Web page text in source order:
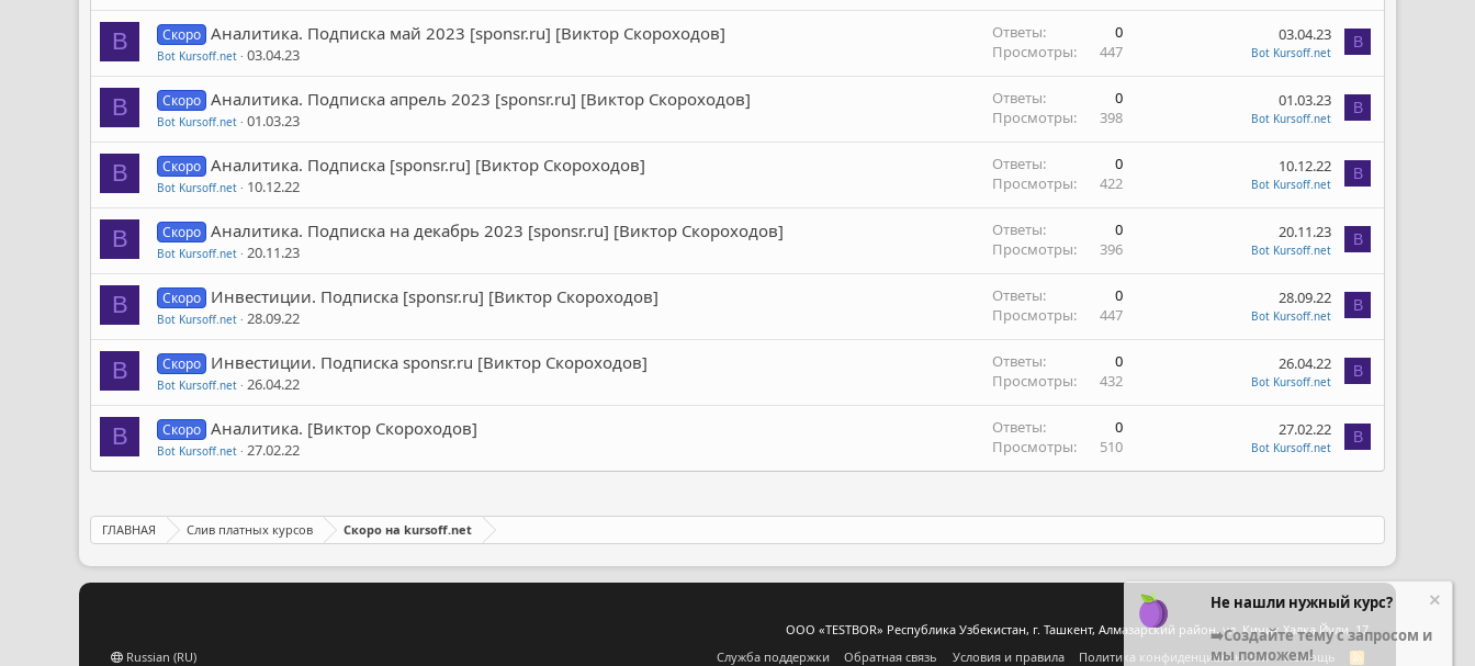
B Скоро Аналитика. Подписка май 2023 [sponsr.ru] [Виктор Скороходов]
Bot Kursoff.net 03.04.23
Ответы
0
Просмотры
447
03.04.23
Bot Kursoff.net
B
B Скоро Аналитика. Подписка апрель 2023 [sponsr.ru] [Виктор Скороходов]
Bot Kursoff.net 01.03.23
Ответы
0
Просмотры
398
01.03.23
Bot Kursoff.net
B
B Скоро Аналитика. Подписка [sponsr.ru] [Виктор Скороходов]
Bot Kursoff.net 10.12.22
Ответы
0
Просмотры
422
10.12.22
Bot Kursoff.net
B
B Скоро Аналитика. Подписка на декабрь 2023 [sponsr.ru] [Виктор Скороходов]
Bot Kursoff.net 20.11.23
Ответы
0
Просмотры
396
20.11.23
Bot Kursoff.net
B
B Скоро Инвестиции. Подписка [sponsr.ru] [Виктор Скороходов]
Bot Kursoff.net 28.09.22
Ответы
0
Просмотры
447
28.09.22
Bot Kursoff.net
B
B Скоро Инвестиции. Подписка sponsr.ru [Виктор Скороходов]
Bot Kursoff.net 26.04.22
Ответы
0
Просмотры
432
26.04.22
Bot Kursoff.net
B
B Скоро Аналитика. [Виктор Скороходов]
Bot Kursoff.net 27.02.22
Ответы
0
Просмотры
510
27.02.22
Bot Kursoff.net
B
ГЛАВНАЯ Слив платных курсов Скоро на kursoff.net
ООО «TESTBOR» Республика Узбекистан, г. Ташкент, Алмазарский район, ул. Кичик Халка Йули, 17
Russian (RU)
Служба поддержки Обратная связь Условия и правила Политика конфиденциальности Помощь
R
Не нашли нужный курс?
➡️Создайте тему с запросом и
мы поможем!